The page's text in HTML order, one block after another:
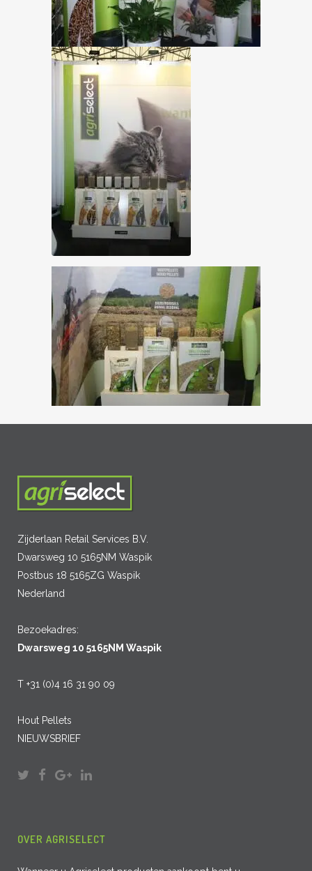
Zijderlaan Retail Services B.V.
Dwarsweg 10 5165NM Waspik
Postbus 18 5165ZG Waspik
Nederland
Bezoekadres:
Dwarsweg 10 5165NM Waspik
T +31 (0)4 16 31 90 09
Hout Pellets
NIEUWSBRIEF
OVER AGRISELECT